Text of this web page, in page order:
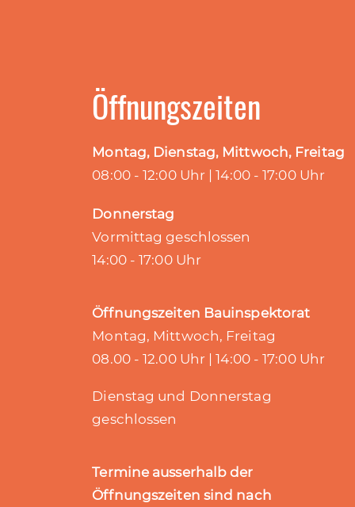
Öffnungszeiten
Montag, Dienstag, Mittwoch, Freitag
08:00 - 12:00 Uhr | 14:00 - 17:00 Uhr
Donnerstag
Vormittag geschlossen
14:00 - 17:00 Uhr
Öffnungszeiten Bauinspektorat
Montag, Mittwoch, Freitag
08.00 - 12.00 Uhr | 14:00 - 17:00 Uhr
Dienstag und Donnerstag
geschlossen
Termine ausserhalb der
Öffnungszeiten sind nach